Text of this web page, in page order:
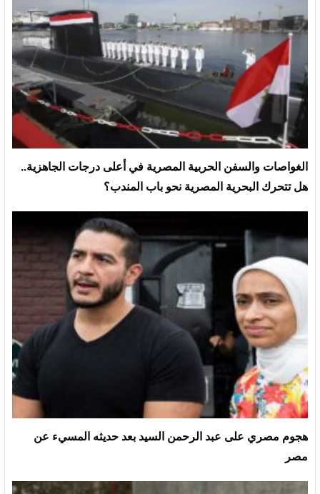
الغواصات والسفن الحربية المصرية في أعلى درجات الجاهزية..
هل تتحرك البحرية المصرية نحو باب المندب؟
هجوم مصري على عبد الرحمن السيد بعد حديثه المسيء عن
مصر